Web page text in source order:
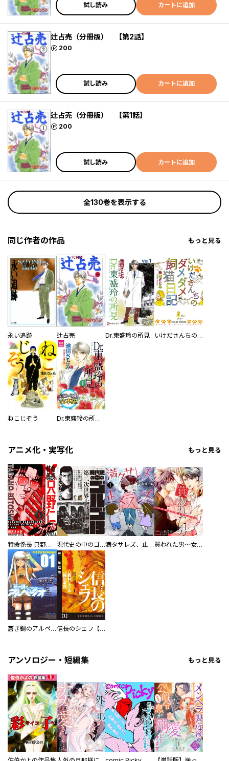
試し読み カートに追加
辻占売（分冊版） 【第2話】
200
ポイント
試し読み カートに追加
辻占売（分冊版） 【第1話】
200
ポイント
試し読み カートに追加
全130巻を表示する
同じ作者の作品 もっと見る
永い追跡 辻占売 Dr.東盛玲の所見 いけださんちのダメダメ飼猫日記
ねこじぞう Dr.東盛玲の所見 【Vol.1～Vol.5合本版】
アニメ化・実写化 もっと見る
特命係長 只野仁ファイナル 愛蔵版 現代史の中のゴルゴ13 満タサレズ、止メラレズ 買われた男～女性限定快感セラピスト～【描き下ろしおまけ付き特装版】
蒼き鋼のアルペジオ 信長のシェフ【単話版】
アンソロジー・短編集 もっと見る